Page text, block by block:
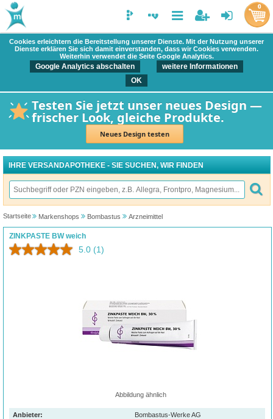
Cookies erleichtern die Bereitstellung unserer Dienste. Mit der Nutzung unserer
Dienste erklären Sie sich damit einverstanden, dass wir Cookies verwenden.
Weiterhin verwendet die Seite Google Analytics.
Google Analytics abschalten
weitere Informationen
OK
Testen Sie jetzt unser neues Design —
frischer Look, gleiche Produkte.
Neues Design testen
0
IHRE VERSANDAPOTHEKE - SIE SUCHEN, WIR FINDEN
Startseite Markenshops Bombastus Arzneimittel
ZINKPASTE BW weich
5.0 (1)
Abbildung ähnlich
Anbieter:
Bombastus-Werke AG